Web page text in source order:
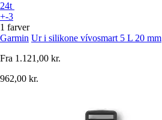
24t
+-3
1 farver
Garmin Ur i silikone vívosmart 5 L 20 mm
Fra 1.121,00 kr.
962,00 kr.